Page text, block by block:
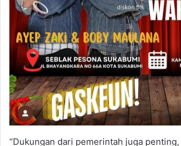
“Dukungan dari pemerintah juga